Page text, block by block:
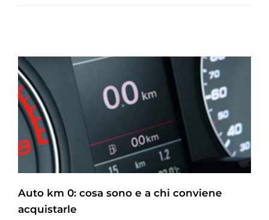
Auto km 0: cosa sono e a chi conviene
acquistarle